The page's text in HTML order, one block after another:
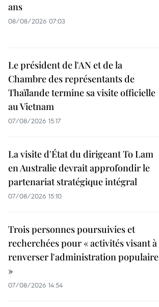
ans
08/08/2026 07:03
Le président de l'AN et de la
Chambre des représentants de
Thaïlande termine sa visite officielle
au Vietnam
07/08/2026 15:17
La visite d'État du dirigeant To Lam
en Australie devrait approfondir le
partenariat stratégique intégral
07/08/2026 15:10
Trois personnes poursuivies et
recherchées pour « activités visant à
renverser l'administration populaire
»
07/08/2026 14:54